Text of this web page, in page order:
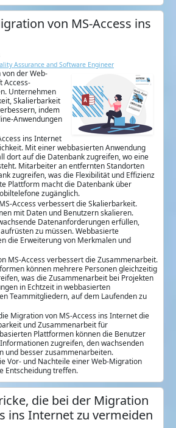
von MS-Access ins
Assurance and Software Engineer
der Web-
Access-
Unternehmen
Skalierbarkeit
indem
Anwendungen
ins Internet
Mit einer webbasierten Anwendung
dort auf die Datenbank zugreifen, wo eine
Mitarbeiter an entfernten Standorten
zugreifen, was die Flexibilität und Effizienz
Plattform macht die Datenbank über
zugänglich.
Access verbessert die Skalierbarkeit.
mit Daten und Benutzern skalieren.
Datenanforderungen erfüllen,
zu müssen. Webbasierte
die Erweiterung von Merkmalen und
MS-Access verbessert die Zusammenarbeit.
können mehrere Personen gleichzeitig
was die Zusammenarbeit bei Projekten
in Echtzeit in webbasierten
Teammitgliedern, auf dem Laufenden zu
Migration von MS-Access ins Internet die
und Zusammenarbeit für
Plattformen können die Benutzer
zugreifen, den wachsenden
und besser zusammenarbeiten.
Vor- und Nachteile einer Web-Migration
Entscheidung treffen.
die bei der Migration
ins Internet zu vermeiden